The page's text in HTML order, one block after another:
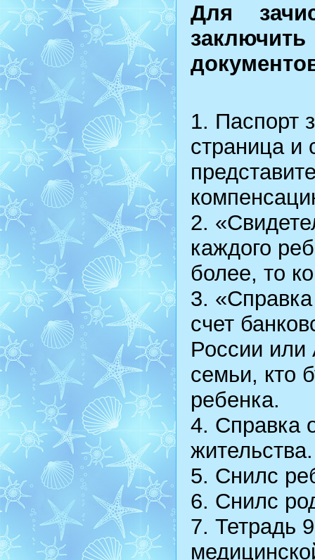
Для
1. Паспорт
страница и
2.
каждого
более, то
3.
счет
России или
семьи, кто
ребенка.
4. Справка
жительства.
5. Снилс
6. Снилс
7. Тетрадь